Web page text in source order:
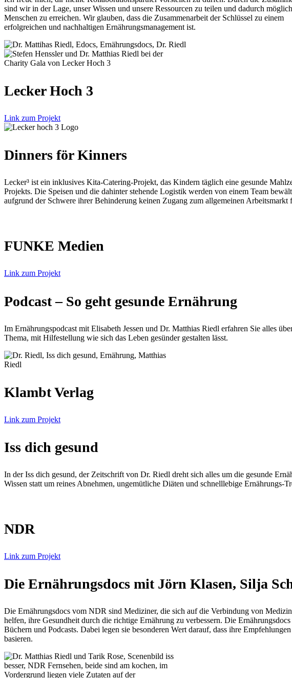
sind wir in der Lage, unser Wissen und unsere Ressourcen zu teilen und dadurch
Menschen zu erreichen. Wir glauben, dass die Zusammenarbeit der Schlüssel zu einem
erfolgreichen und nachhaltigen Ernährungsmanagement ist.
Lecker Hoch 3
Link zum Projekt
Dinners för Kinners
Lecker³ ist ein inklusives Kita-Catering-Projekt, das Kindern täglich eine gesunde
Projekts. Die Speisen und die dahinter stehende Logistik werden von einem Team
aufgrund der Schwere ihrer Behinderung keinen Zugang zum allgemeinen Arbeitsmarkt
FUNKE Medien
Link zum Projekt
Podcast – So geht gesunde Ernährung
Im Ernährungspodcast mit Elisabeth Jessen und Dr. Matthias Riedl erfahren Sie alles
Thema, mit Hilfestellung wie sich das Leben gesünder gestalten lässt.
Klambt Verlag
Link zum Projekt
Iss dich gesund
In der Iss dich gesund, der Zeitschrift von Dr. Riedl dreht sich alles um die gesunde
Wissen statt um reines Abnehmen, ungemütliche Diäten und schnelllebige Ernährungs-
NDR
Link zum Projekt
Die Ernährungsdocs mit Jörn Klasen, Silja
Die Ernährungsdocs vom NDR sind Mediziner, die sich auf die Verbindung von
helfen, ihre Gesundheit durch die richtige Ernährung zu verbessern. Die
Büchern und Podcasts. Dabei legen sie besonderen Wert darauf, dass ihre
basieren.